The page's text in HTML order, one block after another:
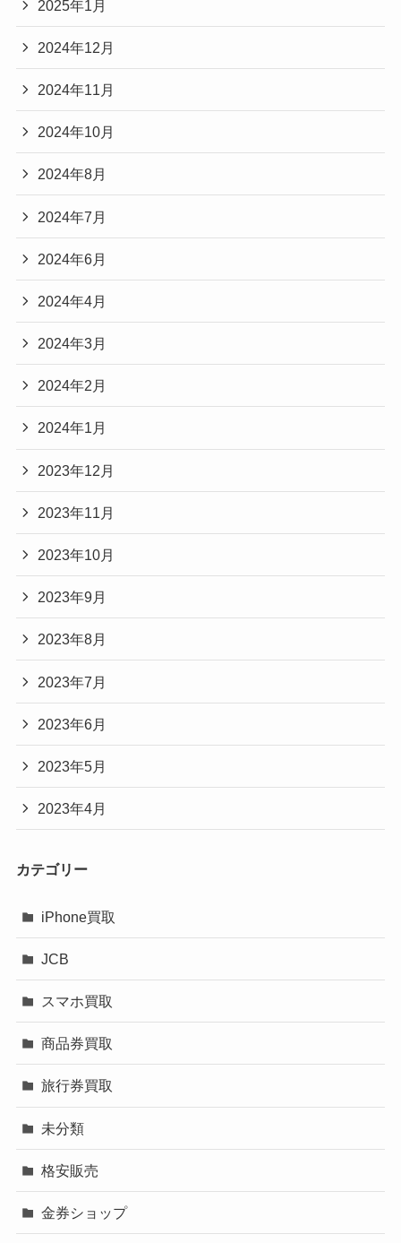
2025年1月
2024年12月
2024年11月
2024年10月
2024年8月
2024年7月
2024年6月
2024年4月
2024年3月
2024年2月
2024年1月
2023年12月
2023年11月
2023年10月
2023年9月
2023年8月
2023年7月
2023年6月
2023年5月
2023年4月
カテゴリー
iPhone買取
JCB
スマホ買取
商品券買取
旅行券買取
未分類
格安販売
金券ショップ